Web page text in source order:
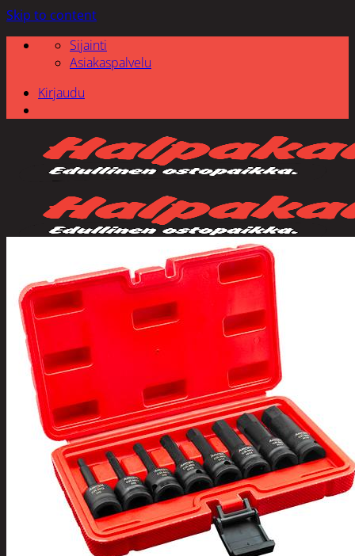
Skip to content
Sijainti
Asiakaspalvelu
Kirjaudu
Etsi:
Tuotevalikoima
Poistotuotteet
Kausituotteet
Joulu
Joulu- ja kausivalot
Eläimet ja
tontut
Kyntteliköt
Valoketjut ja
kuusenvalot
Joulukoristeet